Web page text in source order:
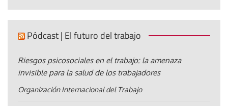
Pódcast | El futuro del trabajo
Riesgos psicosociales en el trabajo: la amenaza
invisible para la salud de los trabajadores
Organización Internacional del Trabajo